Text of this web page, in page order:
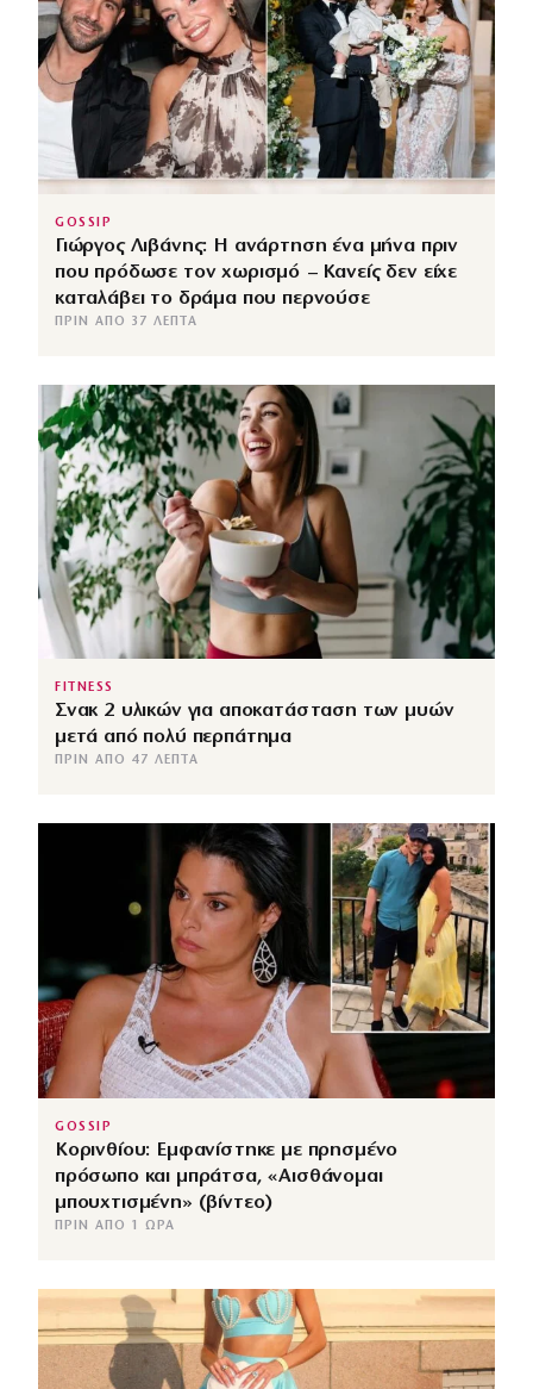
GOSSIP
Γιώργος Λιβάνης: Η ανάρτηση ένα μήνα πριν
που πρόδωσε τον χωρισμό – Κανείς δεν είχε
καταλάβει το δράμα που περνούσε
ΠΡΙΝ ΑΠΌ 37 ΛΕΠΤΆ
FITNESS
Σνακ 2 υλικών για αποκατάσταση των μυών
μετά από πολύ περπάτημα
ΠΡΙΝ ΑΠΌ 47 ΛΕΠΤΆ
GOSSIP
Κορινθίου: Εμφανίστηκε με πρησμένο
πρόσωπο και μπράτσα, «Αισθάνομαι
μπουχτισμένη» (βίντεο)
ΠΡΙΝ ΑΠΌ 1 ΏΡΑ